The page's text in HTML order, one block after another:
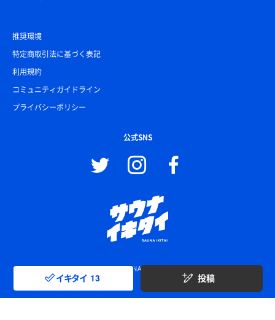
イキタイ 13 投稿
推奨環境
特定商取引法に基づく表記
利用規約
コミュニティガイドライン
プライバシーポリシー
公式SNS
© SAUNA IKITAI